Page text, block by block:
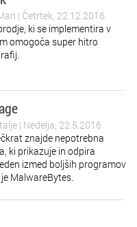
| Četrtek, 22.12.2016
ki se implementira v
omogoča super hitro
| Nedelja, 22.5.2016
znajde nepotrebna
ki prikazuje in odpira
izmed boljših programov
MalwareBytes.